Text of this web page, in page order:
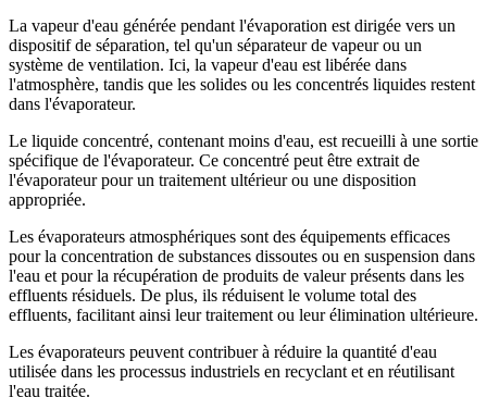
La vapeur d'eau générée pendant l'évaporation est dirigée vers un
dispositif de séparation, tel qu'un séparateur de vapeur ou un
système de ventilation. Ici, la vapeur d'eau est libérée dans
l'atmosphère, tandis que les solides ou les concentrés liquides restent
dans l'évaporateur.
Le liquide concentré, contenant moins d'eau, est recueilli à une sortie
spécifique de l'évaporateur. Ce concentré peut être extrait de
l'évaporateur pour un traitement ultérieur ou une disposition
appropriée.
Les évaporateurs atmosphériques sont des équipements efficaces
pour la concentration de substances dissoutes ou en suspension dans
l'eau et pour la récupération de produits de valeur présents dans les
effluents résiduels. De plus, ils réduisent le volume total des
effluents, facilitant ainsi leur traitement ou leur élimination ultérieure.
Les évaporateurs peuvent contribuer à réduire la quantité d'eau
utilisée dans les processus industriels en recyclant et en réutilisant
l'eau traitée.